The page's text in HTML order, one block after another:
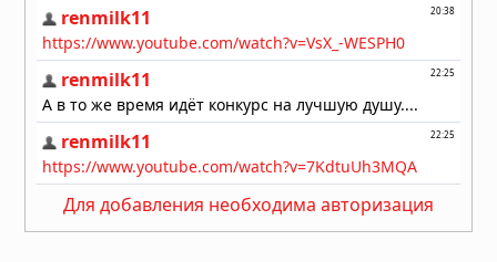
Для добавления необходима авторизация